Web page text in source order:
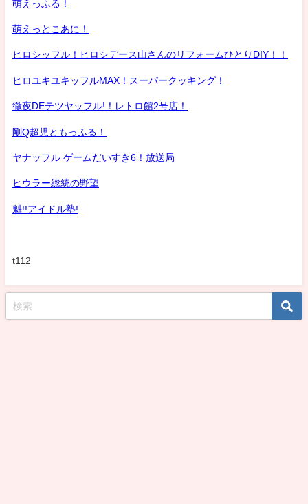
萌えっふる！
萌えっとこあに！
ヒロシッフル！ヒロシデース山さんのリフォームひとりDIY！！
ヒロユキユキッフルMAX！スーパークッキング！
徹夜DEテツヤッフル!！レトロ館2号店！
剛Q超児ともっふる！
ヤナッフル ゲームだいすき6！放送局
ヒウラー総統の野望
魁!!アイドル塾!
t112